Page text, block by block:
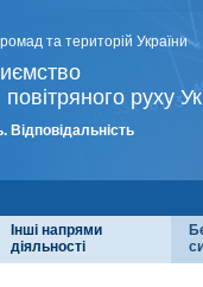
та територій України
руху
Відповідальність
Інші напрями
діяльності